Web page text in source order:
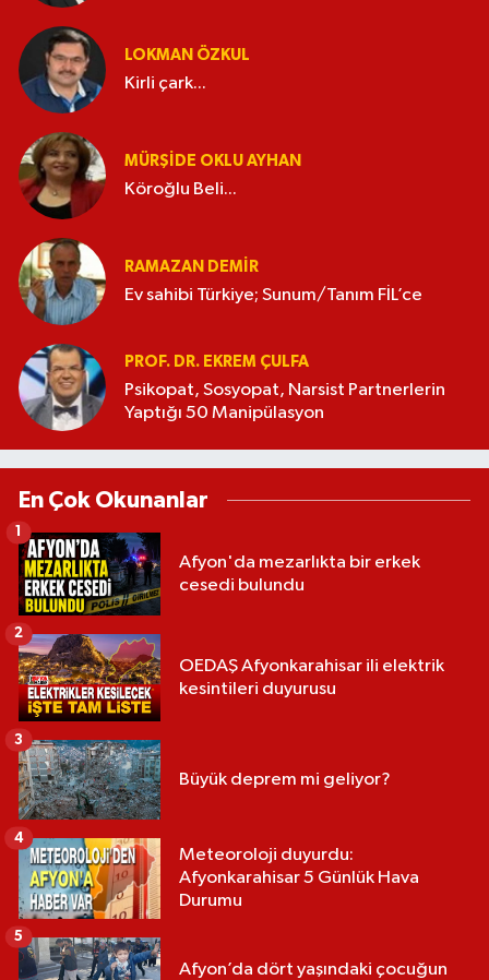
LOKMAN ÖZKUL
Kirli çark...
MÜRŞIDE OKLU AYHAN
Köroğlu Beli...
RAMAZAN DEMİR
Ev sahibi Türkiye; Sunum/Tanım FİL’ce
PROF. DR. EKREM ÇULFA
Psikopat, Sosyopat, Narsist Partnerlerin
Yaptığı 50 Manipülasyon
En Çok Okunanlar
Afyon'da mezarlıkta bir erkek
cesedi bulundu
1
OEDAŞ Afyonkarahisar ili elektrik
kesintileri duyurusu
2
Büyük deprem mi geliyor?
3
Meteoroloji duyurdu:
Afyonkarahisar 5 Günlük Hava
Durumu
4
Afyon’da dört yaşındaki çocuğun
5